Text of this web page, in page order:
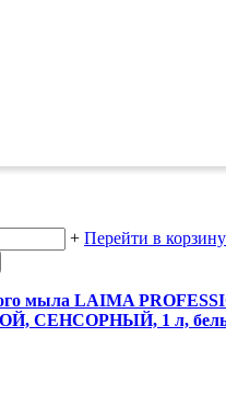
+ Перейти в корзину
мыла LAIMA
СЕНСОРНЫЙ, 1 л,